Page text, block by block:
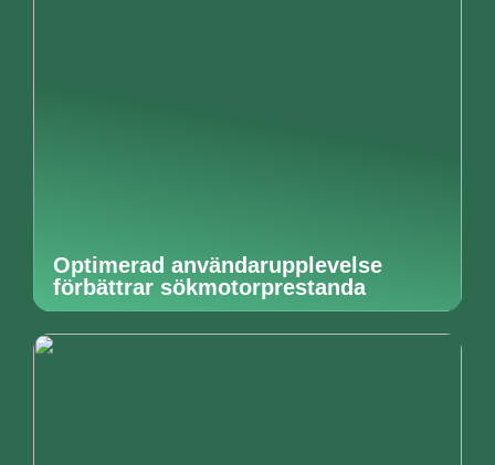
Optimerad användarupplevelse
förbättrar sökmotorprestanda